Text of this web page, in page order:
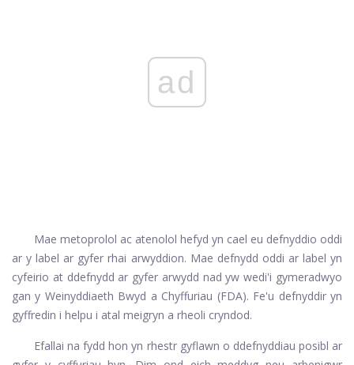
ad
Mae metoprolol ac atenolol hefyd yn cael eu defnyddio oddi
ar y label ar gyfer rhai arwyddion. Mae defnydd oddi ar label yn
cyfeirio at ddefnydd ar gyfer arwydd nad yw wedi'i gymeradwyo
gan y Weinyddiaeth Bwyd a Chyffuriau (FDA). Fe'u defnyddir yn
gyffredin i helpu i atal meigryn a rheoli cryndod.
Efallai na fydd hon yn rhestr gyflawn o ddefnyddiau posibl ar